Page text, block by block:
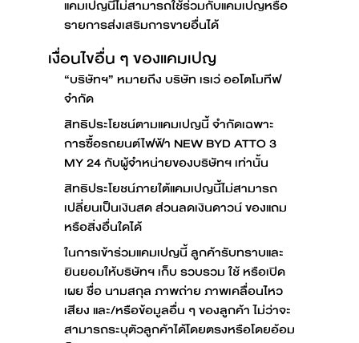
แคมเปญนี้ไม่สามารถใช้ร่วมกับแคมเปญหรือ
รายการส่งเสริมการขายอื่นได้
เงื่อนไขอื่น ๆ ของแคมเปญ
“บริษัทฯ” หมายถึง บริษัท เรเว่ ออโตโมทีฟ
จำกัด
สิทธิประโยชน์ตามแคมเปญนี้ จำกัดเฉพาะ
การซื้อรถยนต์ไฟฟ้า NEW BYD ATTO 3
MY 24 กับผู้จำหน่ายของบริษัทฯ เท่านั้น
สิทธิประโยชน์ภายใต้แคมเปญนี้ไม่สามารถ
เปลี่ยนเป็นเงินสด ส่วนลดเงินดาวน์ ของแถม
หรือสิ่งอื่นใดได้
ในการเข้าร่วมแคมเปญนี้ ลูกค้ารับทราบและ
ยินยอมให้บริษัทฯ เก็บ รวบรวม ใช้ หรือเปิด
เผย ชื่อ นามสกุล ภาพถ่าย ภาพเคลื่อนไหว
เสียง และ/หรือข้อมูลอื่น ๆ ของลูกค้า ไม่ว่าจะ
สามารถระบุตัวลูกค้าได้โดยตรงหรือโดยอ้อม